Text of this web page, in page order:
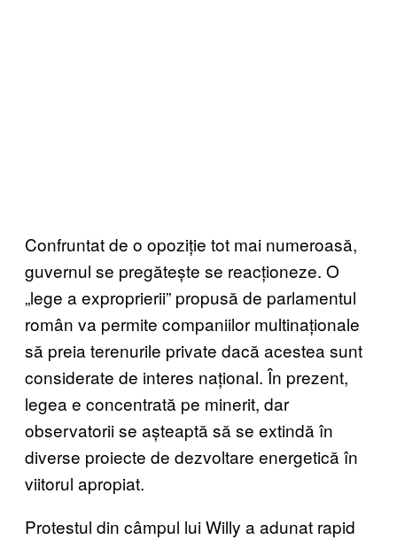
Confruntat de o opoziție tot mai numeroasă,
guvernul se pregătește se reacționeze. O
„lege a exproprierii” propusă de parlamentul
român va permite companiilor multinaționale
să preia terenurile private dacă acestea sunt
considerate de interes național. În prezent,
legea e concentrată pe minerit, dar
observatorii se așteaptă să se extindă în
diverse proiecte de dezvoltare energetică în
viitorul apropiat.
Protestul din câmpul lui Willy a adunat rapid